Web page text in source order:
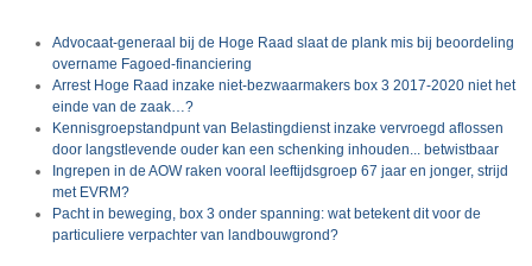
Advocaat-generaal bij de Hoge Raad slaat de plank mis bij beoordeling
overname Fagoed-financiering
Arrest Hoge Raad inzake niet-bezwaarmakers box 3 2017-2020 niet het
einde van de zaak…?
Kennisgroepstandpunt van Belastingdienst inzake vervroegd aflossen
door langstlevende ouder kan een schenking inhouden... betwistbaar
Ingrepen in de AOW raken vooral leeftijdsgroep 67 jaar en jonger, strijd
met EVRM?
Pacht in beweging, box 3 onder spanning: wat betekent dit voor de
particuliere verpachter van landbouwgrond?